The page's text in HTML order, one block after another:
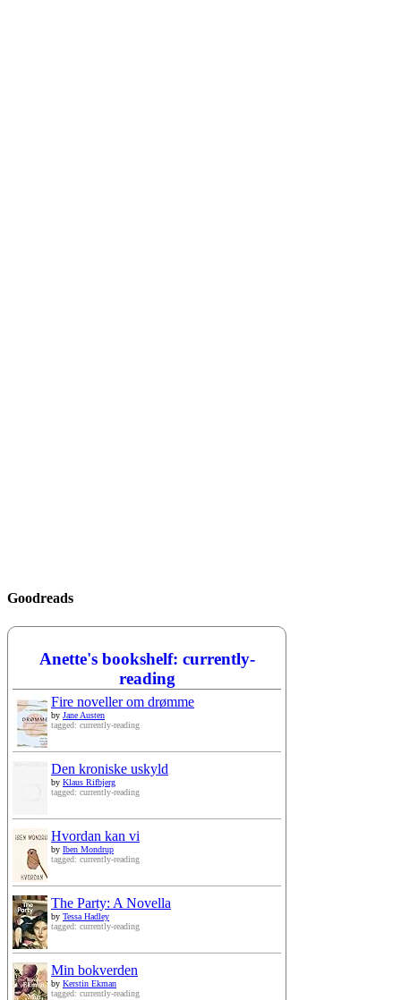
Goodreads
Anette's bookshelf: currently-
reading
Fire noveller om drømme
by Jane Austen
tagged: currently-reading
Den kroniske uskyld
by Klaus Rifbjerg
tagged: currently-reading
Hvordan kan vi
by Iben Mondrup
tagged: currently-reading
The Party: A Novella
by Tessa Hadley
tagged: currently-reading
Min bokverden
by Kerstin Ekman
tagged: currently-reading